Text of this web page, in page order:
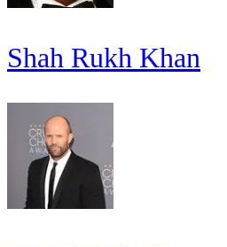
Shah Rukh Khan